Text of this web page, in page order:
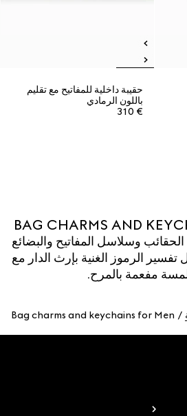
حقيبة داخلية للمفاتيح مع تقليم
باللون الرمادي
€ 310
BAG CHARMS AND
وسلاسل المفاتيح والبضائع
تفسير الرموز الغنية بإرث الدار مع
مفعمة بالمرح.
Bag charms and keychains for Men